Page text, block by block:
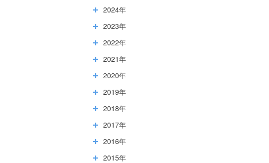
2024年
2023年
2022年
2021年
2020年
2019年
2018年
2017年
2016年
2015年